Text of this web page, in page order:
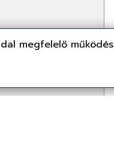
megfelelő